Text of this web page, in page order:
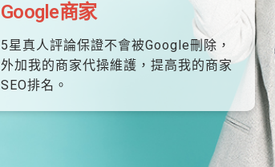
Google商家
5星真人評論保證不會被Google刪除，
外加我的商家代操維護，提高我的商家
SEO排名。